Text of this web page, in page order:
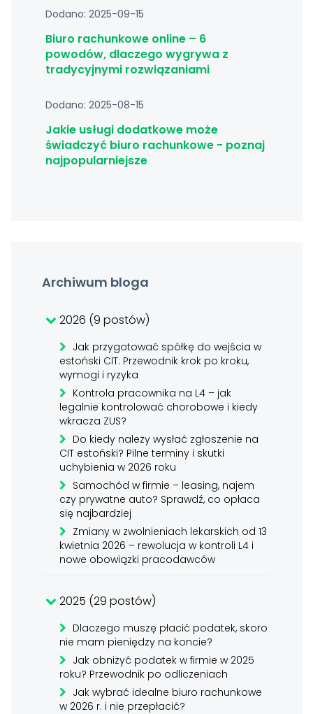
Dodano: 2025-09-15
Biuro rachunkowe online – 6
powodów, dlaczego wygrywa z
tradycyjnymi rozwiązaniami
Dodano: 2025-08-15
Jakie usługi dodatkowe może
świadczyć biuro rachunkowe - poznaj
najpopularniejsze
Archiwum bloga
2026 (9 postów)
Jak przygotować spółkę do wejścia w
estoński CIT: Przewodnik krok po kroku,
wymogi i ryzyka
Kontrola pracownika na L4 – jak
legalnie kontrolować chorobowe i kiedy
wkracza ZUS?
Do kiedy należy wysłać zgłoszenie na
CIT estoński? Pilne terminy i skutki
uchybienia w 2026 roku
Samochód w firmie – leasing, najem
czy prywatne auto? Sprawdź, co opłaca
się najbardziej
Zmiany w zwolnieniach lekarskich od 13
kwietnia 2026 – rewolucja w kontroli L4 i
nowe obowiązki pracodawców
2025 (29 postów)
Dlaczego muszę płacić podatek, skoro
nie mam pieniędzy na koncie?
Jak obniżyć podatek w firmie w 2025
roku? Przewodnik po odliczeniach
Jak wybrać idealne biuro rachunkowe
w 2026 r. i nie przepłacić?